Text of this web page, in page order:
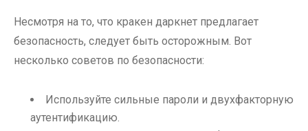
Несмотря на то, что кракен даркнет предлагает
безопасность, следует быть осторожным. Вот
несколько советов по безопасности:
Используйте сильные пароли и двухфакторную
аутентификацию.